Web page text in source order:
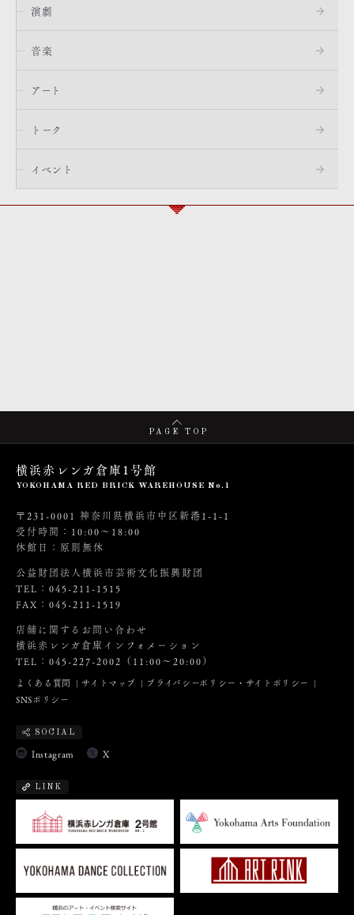
演劇
音楽
アート
トーク
イベント
PAGE TOP
横浜赤レンガ倉庫1号館
YOKOHAMA RED BRICK WAREHOUSE No.1
〒231-0001 神奈川県横浜市中区新港1-1-1
受付時間：10:00～18:00
休館日：原則無休
公益財団法人横浜市芸術文化振興財団
TEL：045-211-1515
FAX：045-211-1519
店舗に関するお問い合わせ
横浜赤レンガ倉庫インフォメーション
TEL：045-227-2002（11:00～20:00）
よくある質問 サイトマップ
プライバシーポリシー・サイトポリシー
SNSポリシー
SOCIAL
Instagram X
LINK